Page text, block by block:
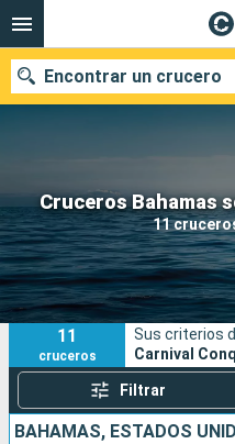
Cruceros Bahamas
11
Encontrar un crucero
Nuestros destinos
Fecha de salida
Puertos
11
cruceros
Sus criterios
Carnival
Filtrar
BAHAMAS, ESTADOS